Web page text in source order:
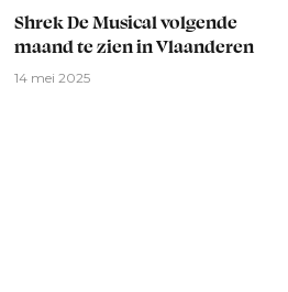
Shrek De Musical volgende
maand te zien in Vlaanderen
14 mei 2025